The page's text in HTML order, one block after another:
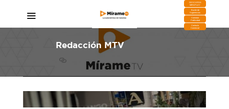
DESCARGA
MIRAPLAY
Buzón de
Sugerencias
Contratar
Publicidad
Contacto
Comercial
Redacción MTV